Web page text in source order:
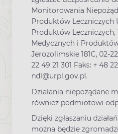
Monitorowania
Produktów Leczniczych
Produktów
Medycznych i
Jerozolimskie 181C, 02-
22 49 21 301 Faks: + 48
ndl@urpl.gov.pl.
Działania niepożądane
również podmiotowi
Dzięki zgłaszaniu
można będzie